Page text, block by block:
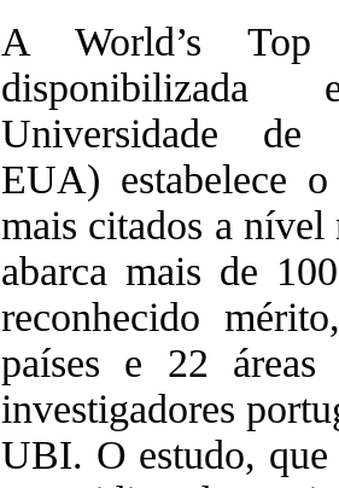
A World’s
Universidade de
EUA) estabelece
mais citados a
abarca mais de
reconhecido
países e 22
investigadores
UBI. O estudo, que